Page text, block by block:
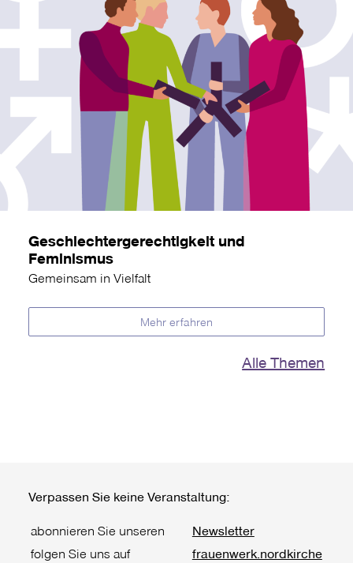
Geschlechtergerechtigkeit und
Feminismus
Gemeinsam in Vielfalt
Mehr erfahren
Alle Themen
Verpassen Sie keine Veranstaltung:
abonnieren Sie unseren
Newsletter
folgen Sie uns auf
frauenwerk.nordkirche